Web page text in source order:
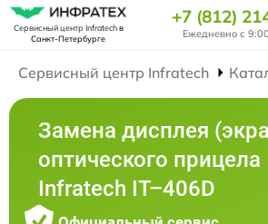
Сервисный центр Infratechв
Санкт-Петербурге
+7 (812)
Ежедневно с
Сервисный центр Infratech
Замена дисплея
оптического прицела
Infratech IT–406D